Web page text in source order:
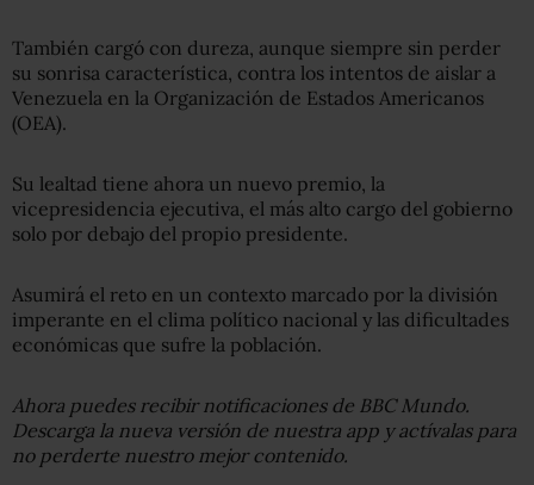
También cargó con dureza, aunque siempre sin perder
su sonrisa característica, contra los intentos de aislar a
Venezuela en la Organización de Estados Americanos
(OEA).
Su lealtad tiene ahora un nuevo premio, la
vicepresidencia ejecutiva, el más alto cargo del gobierno
solo por debajo del propio presidente.
Asumirá el reto en un contexto marcado por la división
imperante en el clima político nacional y las dificultades
económicas que sufre la población.
Ahora puedes recibir notificaciones de BBC Mundo.
Descarga la nueva versión de nuestra app y actívalas para
no perderte nuestro mejor contenido.